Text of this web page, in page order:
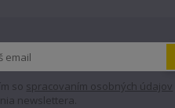
so spracovaním osobných údajov
newslettera.